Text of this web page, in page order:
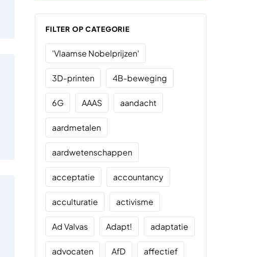
FILTER OP CATEGORIE
'Vlaamse Nobelprijzen'
3D-printen 4B-beweging
6G AAAS aandacht
aardmetalen
aardwetenschappen
acceptatie accountancy
acculturatie activisme
Ad Valvas Adapt! adaptatie
advocaten AfD affectief